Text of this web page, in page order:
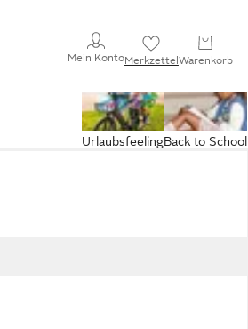
Mein KontoMerkzettelWarenkorb
Back to School
Urlaubsfeeling